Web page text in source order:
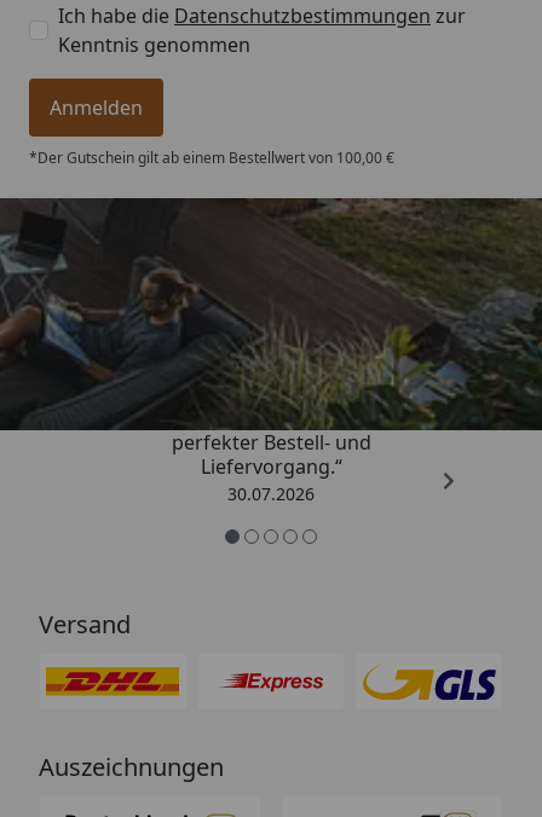
Ich habe die Datenschutzbestimmungen zur
Kenntnis genommen
Anmelden
*Der Gutschein gilt ab einem Bestellwert von 100,00 €
Trusted Shops
4,76/ 5
„Qualitativ sehr gute Ware und ein
perfekter Bestell- und
Liefervorgang.“
30.07.2026
Versand
Auszeichnungen